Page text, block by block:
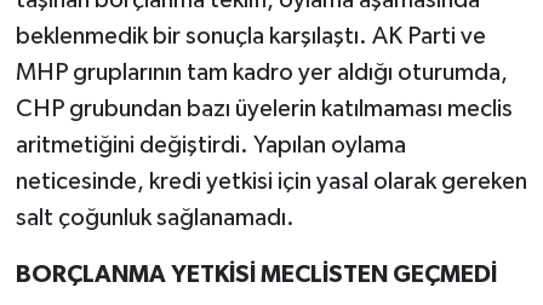
beklenmedik bir sonuçla karşılaştı. AK Parti ve
MHP gruplarının tam kadro yer aldığı oturumda,
CHP grubundan bazı üyelerin katılmaması meclis
aritmetiğini değiştirdi. Yapılan oylama
neticesinde, kredi yetkisi için yasal olarak gereken
salt çoğunluk sağlanamadı.
BORÇLANMA YETKİSİ MECLİSTEN GEÇMEDİ